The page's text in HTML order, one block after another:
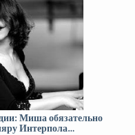
Миша обязательно
Интерпола…